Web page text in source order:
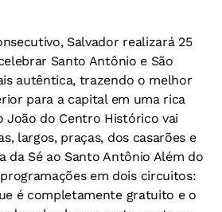
Salvador realizará 25
Santo Antônio e São
autêntica, trazendo o melhor
para a capital em uma rica
João do Centro Histórico vai
largos, praças, dos casarões e
da Sé ao Santo Antônio Além do
em dois circuitos:
é completamente gratuito e o